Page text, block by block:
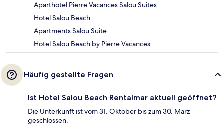
Aparthotel Pierre Vacances Salou Suites
Hotel Salou Beach
Apartments Salou Suite
Hotel Salou Beach by Pierre Vacances
Häufig gestellte Fragen
Ist Hotel Salou Beach Rentalmar aktuell geöffnet?
Die Unterkunft ist vom 31. Oktober bis zum 30. März
geschlossen.